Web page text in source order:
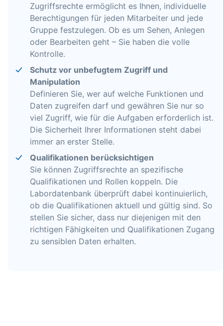
Zugriffsrechte ermöglicht es Ihnen, individuelle
Berechtigungen für jeden Mitarbeiter und jede
Gruppe festzulegen. Ob es um Sehen, Anlegen
oder Bearbeiten geht – Sie haben die volle
Kontrolle.
Schutz vor unbefugtem Zugriff und
Manipulation
Definieren Sie, wer auf welche Funktionen und
Daten zugreifen darf und gewähren Sie nur so
viel Zugriff, wie für die Aufgaben erforderlich ist.
Die Sicherheit Ihrer Informationen steht dabei
immer an erster Stelle.
Qualifikationen berücksichtigen
Sie können Zugriffsrechte an spezifische
Qualifikationen und Rollen koppeln. Die
Labordatenbank überprüft dabei kontinuierlich,
ob die Qualifikationen aktuell und gültig sind. So
stellen Sie sicher, dass nur diejenigen mit den
richtigen Fähigkeiten und Qualifikationen Zugang
zu sensiblen Daten erhalten.